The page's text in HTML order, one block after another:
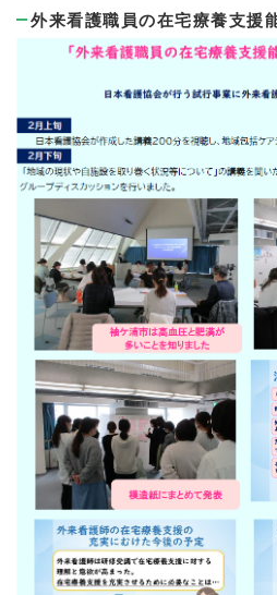
外来看護職員の在宅療養支援